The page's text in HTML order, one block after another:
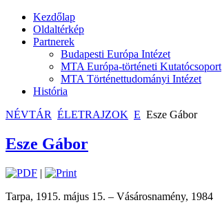
Kezdőlap
Oldaltérkép
Partnerek
Budapesti Európa Intézet
MTA Európa-történeti Kutatócsoport
MTA Történettudományi Intézet
História
NÉVTÁR ÉLETRAJZOK E Esze Gábor
Esze Gábor
|
Tarpa, 1915. május 15. – Vásárosnamény, 1984